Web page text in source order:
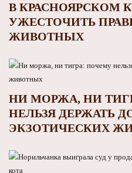
В КРАСНОЯРСКОМ
УЖЕСТОЧИТЬ
ЖИВОТНЫХ
НИ МОРЖА, НИ
НЕЛЬЗЯ ДЕРЖАТЬ
ЭКЗОТИЧЕСКИХ